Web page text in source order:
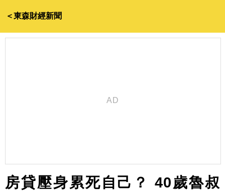
＜東森財經新聞
房貸壓身累死自己？ 40歲魯叔